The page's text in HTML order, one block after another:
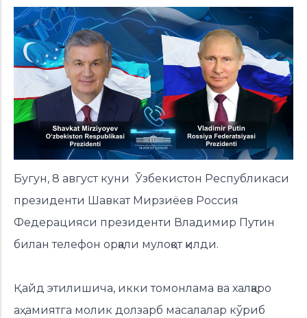
Бугун, 8 август куни Ўзбекистон Республикаси
президенти Шавкат Мирзиёев Россия
Федерацияси президенти Владимир Путин
билан телефон орқали мулоқот қилди.
Қайд этилишича, икки томонлама ва халқаро
аҳамиятга молик долзарб масалалар кўриб